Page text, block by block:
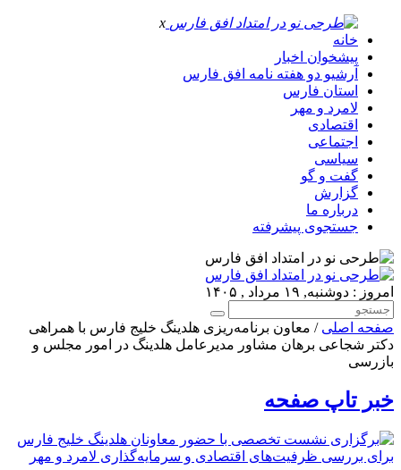
x
خانه
پیشخوان اخبار
آرشیو دو هفته نامه افق فارس
استان فارس
لامرد و مهر
اقتصادی
اجتماعی
سیاسی
گفت و گو
گزارش
درباره ما
جستجوی پیشرفته
امروز : دوشنبه, ۱۹ مرداد , ۱۴۰۵
صفحه اصلی / معاون برنامه‌ریزی هلدینگ خلیج فارس با همراهی
دکتر شجاعی برهان مشاور مدیرعامل هلدینگ در امور مجلس و
بازرسی
خبر تاپ صفحه